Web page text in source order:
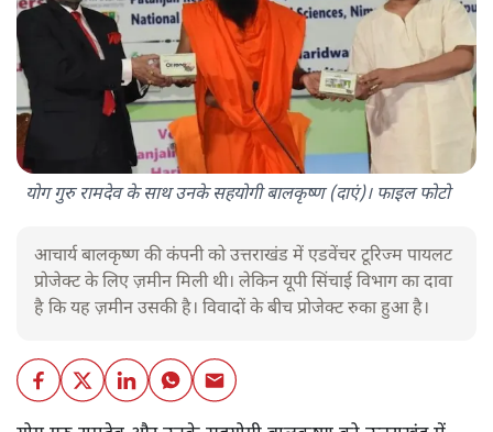
योग गुरु रामदेव के साथ उनके सहयोगी बालकृष्ण (दाएं)। फाइल फोटो
आचार्य बालकृष्ण की कंपनी को उत्तराखंड में एडवेंचर टूरिज्म पायलट
प्रोजेक्ट के लिए ज़मीन मिली थी। लेकिन यूपी सिंचाई विभाग का दावा
है कि यह ज़मीन उसकी है। विवादों के बीच प्रोजेक्ट रुका हुआ है।